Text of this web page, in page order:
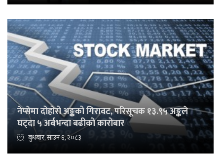
नेप्सेमा दोहोरो अङ्कको गिरावट, परिसूचक १३.९५ अङ्कले
घट्दा ५ अर्बभन्दा बढीको कारोबार
बुधबार, साउन ६, २०८३